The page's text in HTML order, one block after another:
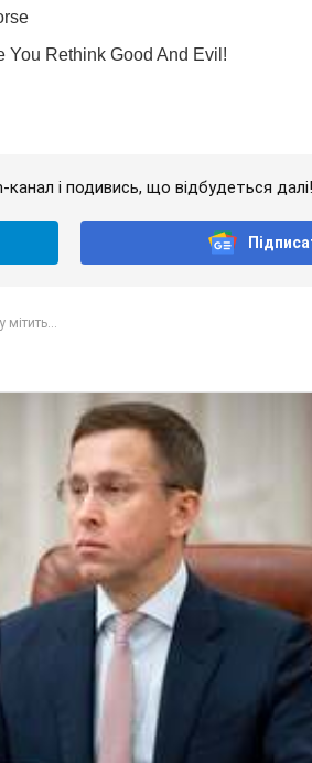
і подивись, що відбудеться далі!